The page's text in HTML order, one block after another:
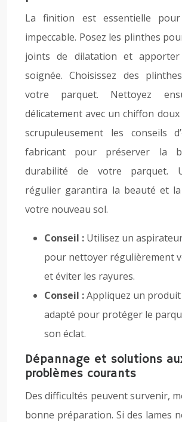
La finition est essentielle
impeccable. Posez les plinthes
joints de dilatation et
soignée. Choisissez des
votre parquet. Nettoyez
délicatement avec un chiffon doux
scrupuleusement les conseils
fabricant pour préserver la
durabilité de votre parquet.
régulier garantira la beauté et
votre nouveau sol.
Conseil : Utilisez un
pour nettoyer régulièrement
et éviter les rayures.
Conseil :Appliquez un produit
adapté pour protéger le
son éclat.
Dépannage et solutions
problèmes courants
Des difficultés peuvent survenir,
bonne préparation. Si des lames